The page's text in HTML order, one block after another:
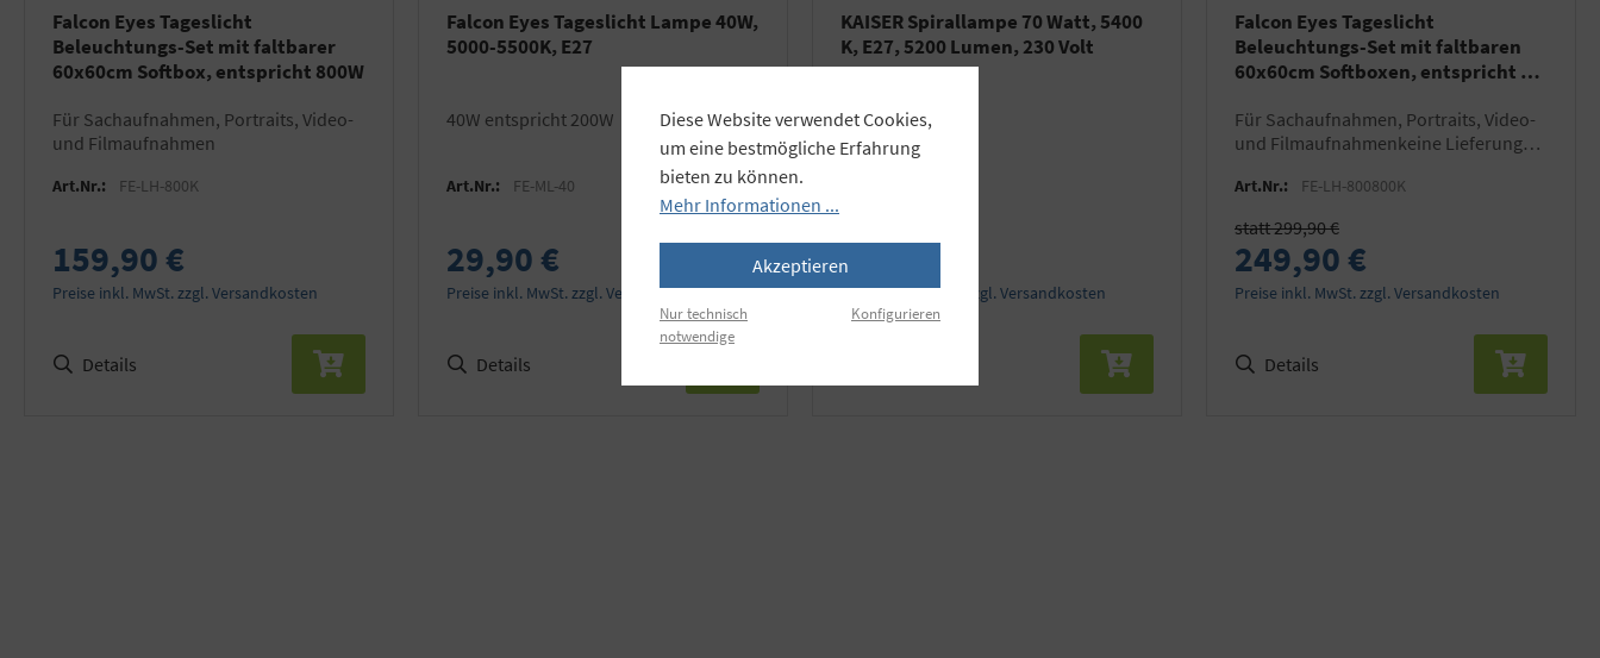
Falcon Eyes Tageslicht
Beleuchtungs-Set mit faltbarer
60x60cm Softbox, entspricht 800W
für Sachaufnahmen, Portraits, Video-
und Filmaufnahmen
Art.Nr.: FE-LH-800K
159,90 €
Preise inkl. MwSt. zzgl. Versandkosten
Details
Falcon Eyes Tageslicht Lampe 40W,
5000-5500K, E27
40W entspricht 200W
Art.Nr.: FE-ML-40
29,90 €
Preise inkl. MwSt. zzgl. Versandkosten
Details
KAISER Spirallampe 70 Watt, 5400
K, E27, 5200 Lumen, 230 Volt
44,90 €
Preise inkl. MwSt. zzgl. Versandkosten
Falcon Eyes Tageslicht
Beleuchtungs-Set mit faltbaren
60x60cm Softboxen, entspricht 2 x
für Sachaufnahmen, Portraits, Video-
und Filmaufnahmenkeine Lieferung
Art.Nr.: FE-LH-800800K
statt 299,90 €
249,90 €
Preise inkl. MwSt. zzgl. Versandkosten
Details
Diese Website verwendet Cookies,
um eine bestmögliche Erfahrung
bieten zu können.
Mehr Informationen ...
Akzeptieren
Nur technisch
notwendige
Konfigurieren